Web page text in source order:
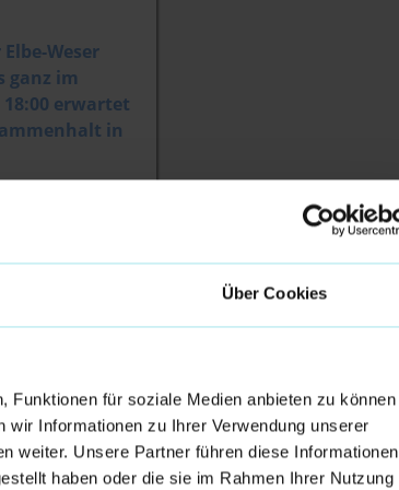
Über Cookies
Funktionen für soziale Medien anbieten zu können
Informationen zu Ihrer Verwendung unserer
weiter. Unsere Partner führen diese Informationen
haben oder die sie im Rahmen Ihrer Nutzung
Weser
ganz im
erwartet
in
mit
Spieltag
setzen:
und
sich an
Die
im Nachhinein
und